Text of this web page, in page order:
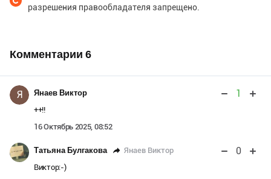
разрешения правообладателя запрещено.
Комментарии 6
Я Янаев Виктор 1
++!!
16 Октябрь 2025, 08:52
Татьяна Булгакова Янаев Виктор 0
Виктор:-)